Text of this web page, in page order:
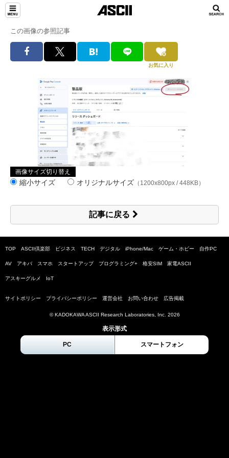
この画像の参照記事
お気に入り
画像サイズ切り替え
縮小サイズ オリジナルサイズ （1200x800px / 448KB）
記事に戻る
TOP ASCII倶楽部 ビジネス TECH デジタル iPhone/Mac ゲーム・ホビー 自作PC
AV アキバ スマホ スタートアップ プログラミング+ 格安SIM 家電ASCII
アスキーグルメ IoT
サイトポリシー プライバシーポリシー 運営会社 お問い合わせ 広告掲載
© KADOKAWA ASCII Research Laboratories, Inc. 2026
表示形式
PC スマートフォン